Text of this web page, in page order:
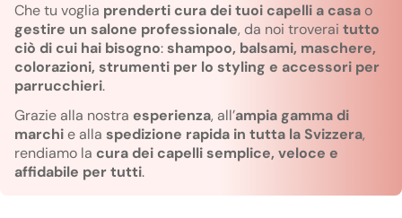
Che tu voglia prenderti cura dei tuoi capelli a casa o
gestire un salone professionale, da noi troverai tutto
ciò di cui hai bisogno:shampoo, balsami, maschere,
colorazioni, strumenti per lo styling e accessori per
parrucchieri.
Grazie alla nostra esperienza, all’ampia gamma di
marchie alla spedizione rapida in tutta la Svizzera,
rendiamo la cura dei capellisemplice, veloce e
affidabile per tutti.